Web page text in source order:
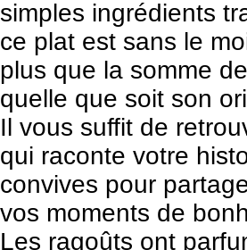
simples ingrédients
ce plat est sans le
plus que la somme
quelle que soit son
Il vous suffit de
qui raconte votre
convives pour
vos moments de
Les ragoûts ont